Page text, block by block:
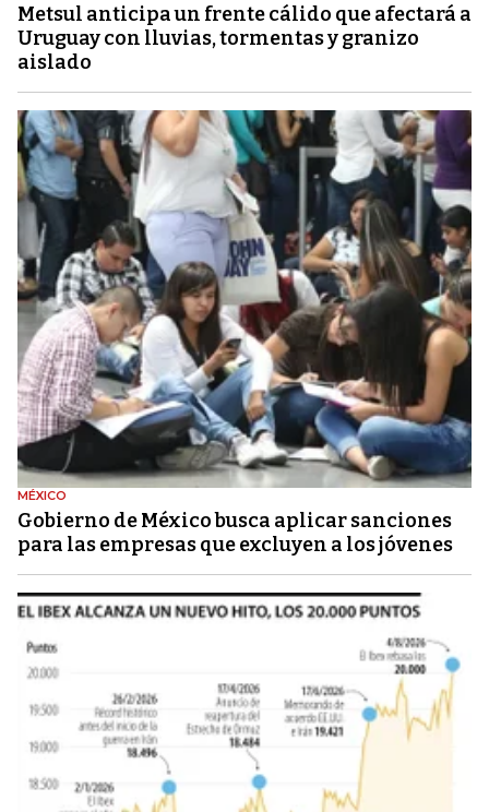
Metsul anticipa un frente cálido que afectará a
Uruguay con lluvias, tormentas y granizo
aislado
MÉXICO
Gobierno de México busca aplicar sanciones
para las empresas que excluyen a los jóvenes